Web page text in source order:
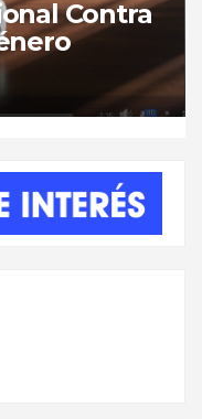
Contra